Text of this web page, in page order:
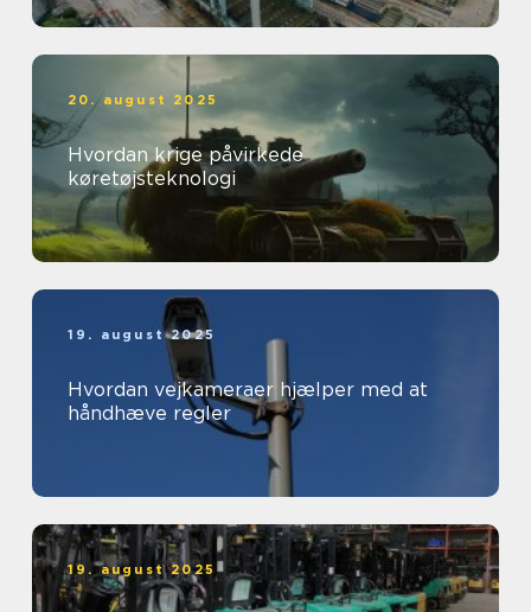
20. august 2025
Hvordan krige påvirkede
køretøjsteknologi
19. august 2025
Hvordan vejkameraer hjælper med at
håndhæve regler
19. august 2025